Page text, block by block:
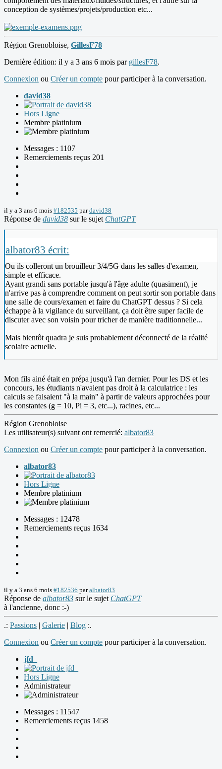
conception de systèmes/projets/production etc...
Région Grenobloise, GillesF78
Dernière édition: il y a 3 ans 6 mois par gillesF78.
Connexion ou Créer un compte pour participer à la conversation.
david38
Hors Ligne
Membre platinium
Messages : 1107
Remerciements reçus 201
il y a 3 ans 6 mois #182535 pardavid38
Réponse de david38 sur le sujet ChatGPT
albator83 écrit:
Ou ils colleront un brouilleur 3/4/5G dans les salles d'examen,
simple et efficace.
Ayant grandi sans portable jusqu'à l'âge adulte (quasiment), je
n'arrive pas à comprendre comment on peut sortir son portable dans
une salle de cours/examen et faire du ChatGPT dessus ? Si cela
échappe à la vigilance du surveillant, ça doit être super facile de
discuter avec son voisin pour tricher de manière traditionnelle...
Mais bientôt quadra je suis probablement déconnecté de la réalité
scolaire actuelle.
Mon fils ainé était en prépa jusqu'à l'an dernier. Pour les DS et les
concours, les étudiants n'avaient pas droit à la calculatrice : les
calculs se faisaient "à la main" à partir de valeurs approchées pour
les constantes (g = 10, Pi = 3, etc...), racines, etc...
Région Grenobloise
Les utilisateur(s) suivant ont remercié: albator83
Connexion ou Créer un compte pour participer à la conversation.
albator83
Hors Ligne
Membre platinium
Messages : 12478
Remerciements reçus 1634
il y a 3 ans 6 mois #182536 paralbator83
Réponse de albator83 sur le sujet ChatGPT
à l'ancienne, donc :-)
.: Passions | Galerie | Blog :.
Connexion ou Créer un compte pour participer à la conversation.
jfd_
Hors Ligne
Administrateur
Messages : 11547
Remerciements reçus 1458